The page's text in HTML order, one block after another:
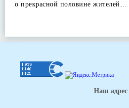
о прекрасной половине жителей…
Наш адрес